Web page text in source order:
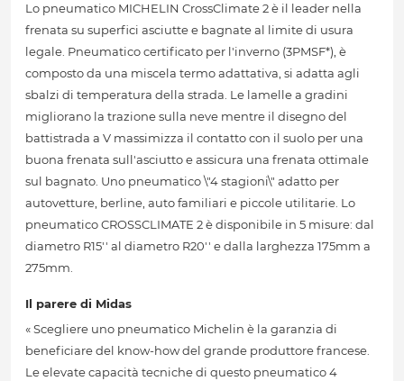
Lo pneumatico MICHELIN CrossClimate 2 è il leader nella
frenata su superfici asciutte e bagnate al limite di usura
legale. Pneumatico certificato per l'inverno (3PMSF*), è
composto da una miscela termo adattativa, si adatta agli
sbalzi di temperatura della strada. Le lamelle a gradini
migliorano la trazione sulla neve mentre il disegno del
battistrada a V massimizza il contatto con il suolo per una
buona frenata sull'asciutto e assicura una frenata ottimale
sul bagnato. Uno pneumatico \"4 stagioni\" adatto per
autovetture, berline, auto familiari e piccole utilitarie. Lo
pneumatico CROSSCLIMATE 2 è disponibile in 5 misure: dal
diametro R15'' al diametro R20'' e dalla larghezza 175mm a
275mm.
Il parere di Midas
« Scegliere uno pneumatico Michelin è la garanzia di
beneficiare del know-how del grande produttore francese.
Le elevate capacità tecniche di questo pneumatico 4